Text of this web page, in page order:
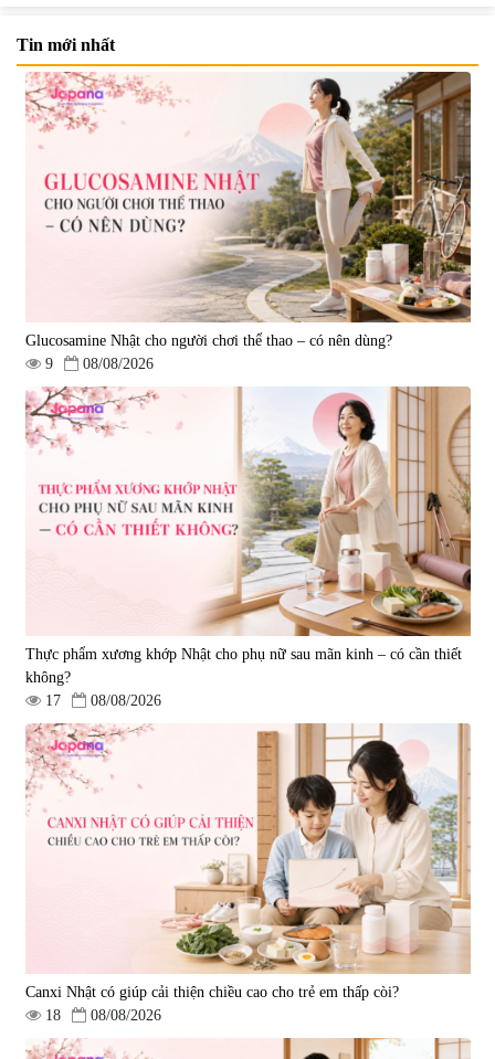
Viên uống bổ não Ribeto Shoji
|57.920
1.450.000 đ
Viên nang uống cải thiện thị lực,
trí nhớ DHA + EPA + Flaxseed
Oil 30 viên/gói - Date 02/2027
|52.346
225.000 đ
Tẩy tế bào chết Nichiei Bussan
Nano NMN+ Peeling Gel
|0
1.490.000 đ
Viên uống hỗ trợ bền thành
mạch, ngừa tai biến Elastin Plus
& Nattokinase Hokoen 80 viên
0
980.000 đ
Viên uống bổ gan Ribeto Shoji
Hepaclean 60 viên
690.000 đ
Viên uống hỗ trợ cải thiện thoát
vị đĩa đệm Kyoto Has 30 viên
|14.560
1.600.000 đ
Viên uống hỗ trợ giấc ngủ Fujina
Sleepy Nhật Bản 80 viên
điều trị đột quỵ Biken Kinase
Tin mới nhất
Glucosamine Nhật cho người chơi thể thao – có nên dùng?
9
08/08/2026
Thực phẩm xương khớp Nhật cho phụ nữ sau mãn kinh – có cần thiết
không?
17
08/08/2026
Canxi Nhật có giúp cải thiện chiều cao cho trẻ em thấp còi?
18
08/08/2026